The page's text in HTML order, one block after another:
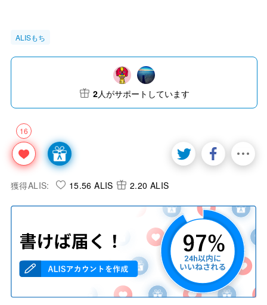
ALISもち
16
2人がサポートしています
獲得ALIS: 15.56 ALIS 2.20 ALIS